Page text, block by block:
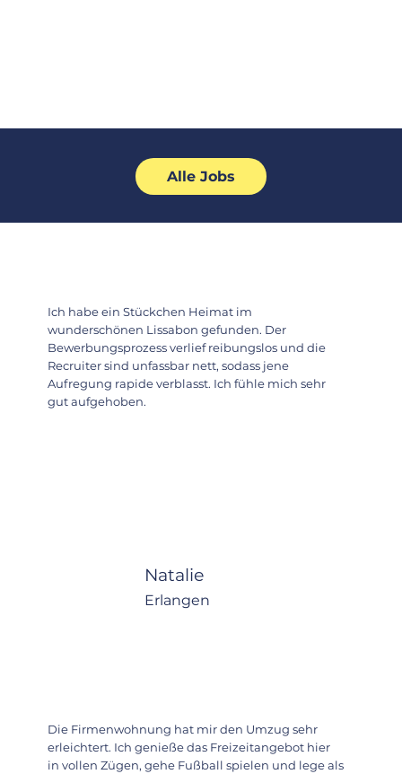
Alle Jobs
Ich habe ein Stückchen Heimat im
wunderschönen Lissabon gefunden. Der
Bewerbungsprozess verlief reibungslos und die
Recruiter sind unfassbar nett, sodass jene
Aufregung rapide verblasst. Ich fühle mich sehr
gut aufgehoben.
Natalie
Erlangen
Die Firmenwohnung hat mir den Umzug sehr
erleichtert. Ich genieße das Freizeitangebot hier
in vollen Zügen, gehe Fußball spielen und lege als